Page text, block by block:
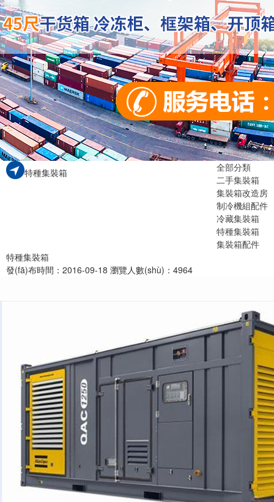
特種集裝箱
全部分類
二手集裝箱
集裝箱改造房
制冷機組配件
冷藏集裝箱
特種集裝箱
集裝箱配件
特種集裝箱
發(fā)布時間：2016-09-18 瀏覽人數(shù)：4964